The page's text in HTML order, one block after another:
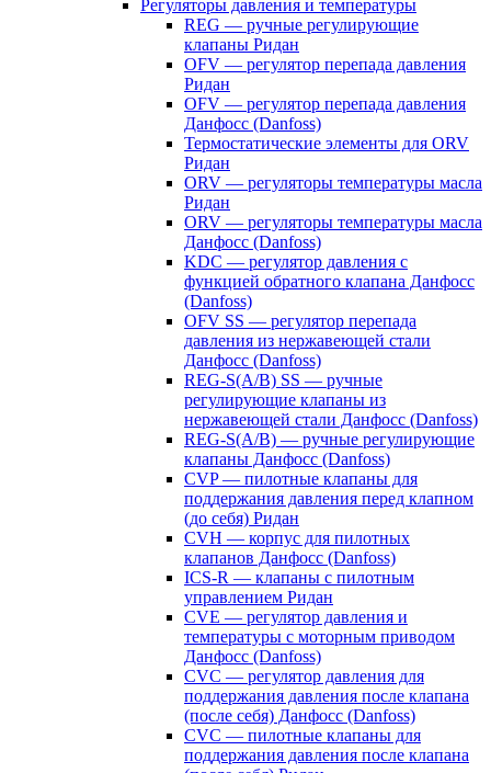
Регуляторы давления и температуры
REG — ручные регулирующие
клапаны Ридан
OFV — регулятор перепада давления
Ридан
OFV — регулятор перепада давления
Данфосс (Danfoss)
Термостатические элементы для ORV
Ридан
ORV — регуляторы температуры масла
Ридан
ORV — регуляторы температуры масла
Данфосс (Danfoss)
KDC — регулятор давления с
функцией обратного клапана Данфосс
(Danfoss)
OFV SS — регулятор перепада
давления из нержавеющей стали
Данфосс (Danfoss)
REG-S(A/B) SS — ручные
регулирующие клапаны из
нержавеющей стали Данфосс (Danfoss)
REG-S(A/B) — ручные регулирующие
клапаны Данфосс (Danfoss)
CVP — пилотные клапаны для
поддержания давления перед клапном
(до себя) Ридан
CVH — корпус для пилотных
клапанов Данфосс (Danfoss)
ICS-R — клапаны с пилотным
управлением Ридан
CVE — регулятор давления и
температуры с моторным приводом
Данфосс (Danfoss)
CVС — регулятор давления для
поддержания давления после клапана
(после себя) Данфосс (Danfoss)
CVС — пилотные клапаны для
поддержания давления после клапана